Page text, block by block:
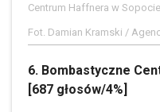
Centrum Haffnera w
Fot. Damian Kramski /
6. Bombastyczne
[687 głosów/4%]